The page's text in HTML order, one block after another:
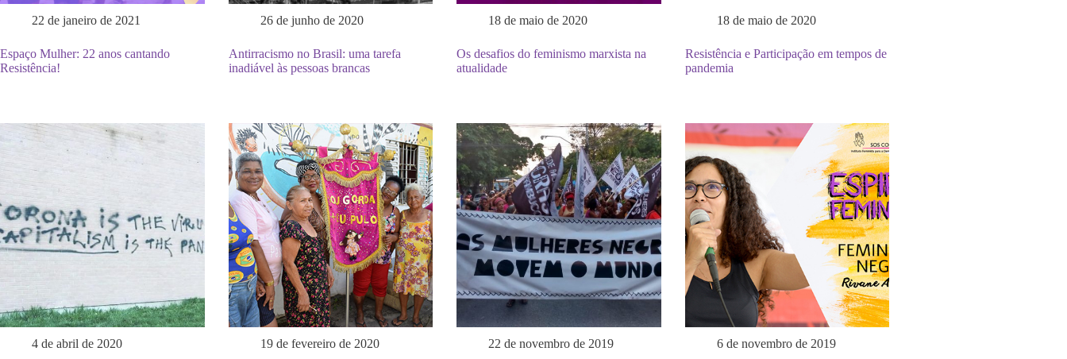
22 de janeiro de 2021
Espaço Mulher: 22 anos cantando
Resistência!
26 de junho de 2020
Antirracismo no Brasil: uma tarefa
inadiável às pessoas brancas
18 de maio de 2020
Os desafios do feminismo marxista na
atualidade
18 de maio de 2020
Resistência e Participação em tempos de
pandemia
4 de abril de 2020 19 de fevereiro de 2020 22 de novembro de 2019 6 de novembro de 2019